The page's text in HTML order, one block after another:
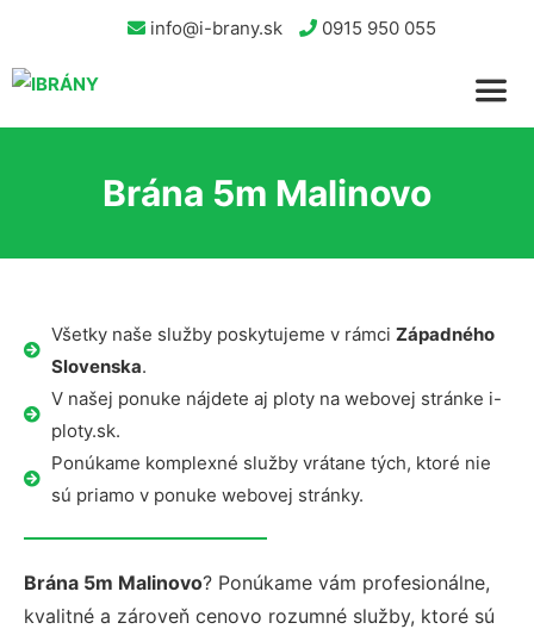
info@i-brany.sk 0915 950 055
Brána 5m Malinovo
Všetky naše služby poskytujeme v rámci Západného
Slovenska.
V našej ponuke nájdete aj ploty na webovej stránke i-
ploty.sk.
Ponúkame komplexné služby vrátane tých, ktoré nie
sú priamo v ponuke webovej stránky.
Brána 5m Malinovo? Ponúkame vám profesionálne,
kvalitné a zároveň cenovo rozumné služby, ktoré sú